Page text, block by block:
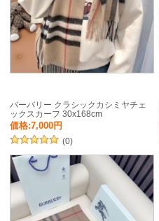
バーバリー クラシックカシミヤチェ
ックスカーフ 30x168cm
価格:7,000円
(0)